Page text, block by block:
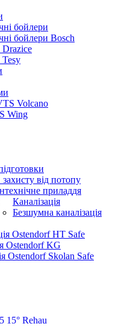
бойлери
бойлери Bosch
Drazice
Tesy
Volcano
Wing
від потопу
приладдя
Каналізація
Безшумна каналізація
Ostendorf HT Safe
Ostendorf KG
Ostendorf Skolan Safe